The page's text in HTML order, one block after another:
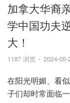
加拿大华裔
学中国功夫
大！
1187 浏览 2024-
在阳光明媚、看
子们却时常面临